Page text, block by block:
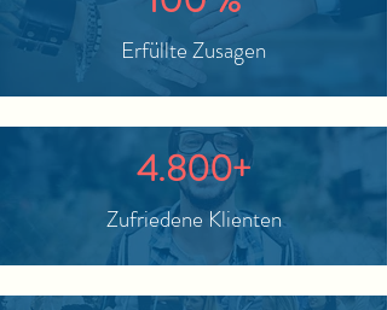
Erfüllte Zusagen
4.800+
Zufriedene Klienten